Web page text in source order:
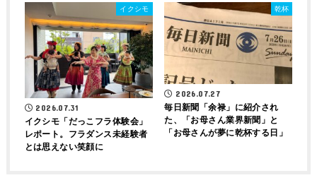
イクシモ
2026.07.31
イクシモ「だっこフラ体験会」
レポート。フラダンス未経験者
とは思えない笑顔に
乾杯
2026.07.27
毎日新聞「余禄」に紹介され
た、「お母さん業界新聞」と
「お母さんが夢に乾杯する日」